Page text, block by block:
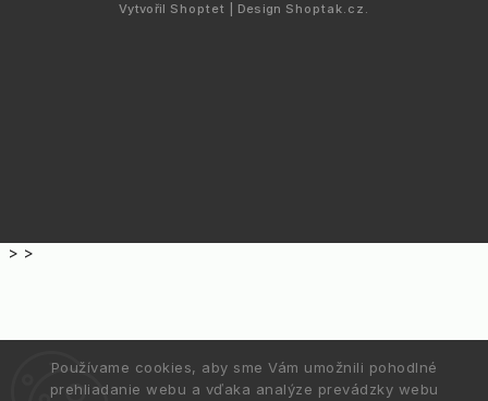
Používame cookies, aby sme Vám umožnili pohodlné
prehliadanie webu a vďaka analýze prevádzky webu
Vytvořil Shoptet | Design Shoptak.cz.
> >